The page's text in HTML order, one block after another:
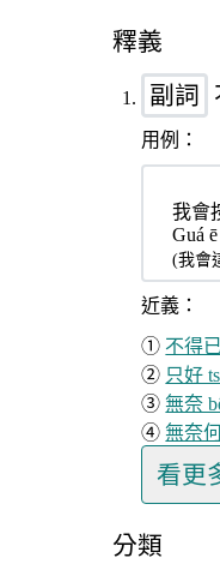
釋義
副詞
第
1
的
用例：
我會
Guá
(我會
第
1
項
釋
義
的
近義：
① 不得
② 只好
③ 無奈
④ 無奈
看更
分類